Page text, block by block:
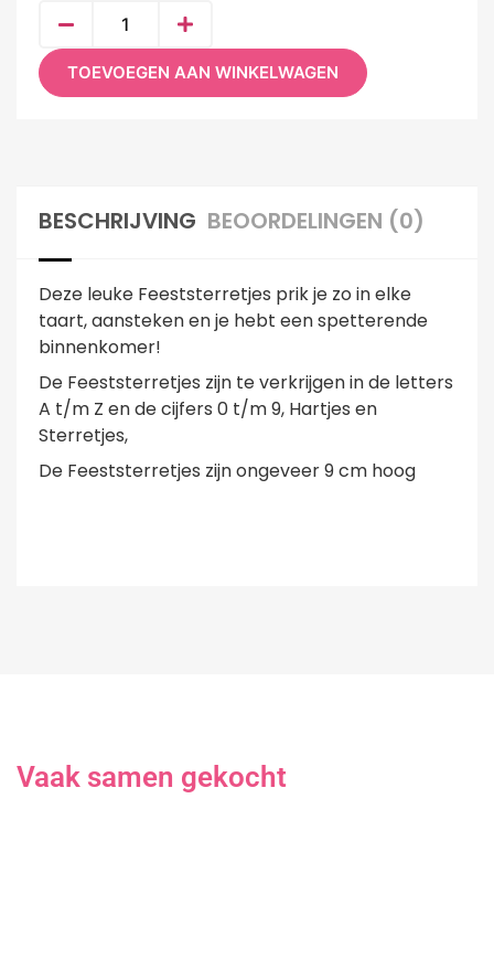
TOEVOEGEN AAN WINKELWAGEN
BESCHRIJVING BEOORDELINGEN (0)
Deze leuke Feeststerretjes prik je zo in elke
taart, aansteken en je hebt een spetterende
binnenkomer!
De Feeststerretjes zijn te verkrijgen in de letters
A t/m Z en de cijfers 0 t/m 9, Hartjes en
Sterretjes,
De Feeststerretjes zijn ongeveer 9 cm hoog
Vaak samen gekocht